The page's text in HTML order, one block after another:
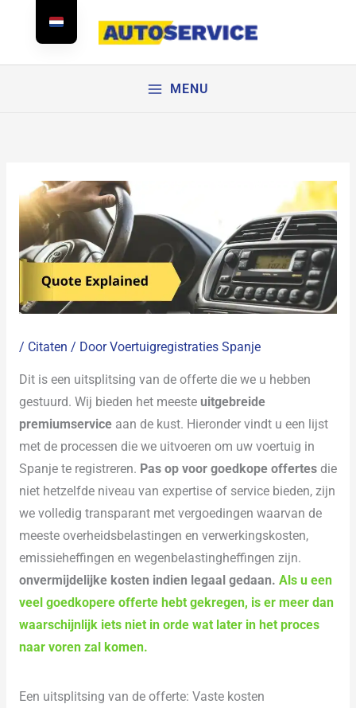
MENU
/ Citaten / DoorVoertuigregistraties Spanje
Dit is een uitsplitsing van de offerte die we u hebben
gestuurd. Wij bieden het meeste uitgebreide
premiumserviceaan de kust. Hieronder vindt u een lijst
met de processen die we uitvoeren om uw voertuig in
Spanje te registreren. Pas op voor goedkope offertesdie
niet hetzelfde niveau van expertise of service bieden, zijn
we volledig transparant met vergoedingen waarvan de
meeste overheidsbelastingen en verwerkingskosten,
emissieheffingen en wegenbelastingheffingen zijn.
onvermijdelijke kosten indien legaal gedaan. Als u een
veel goedkopere offerte hebt gekregen, is er meer dan
waarschijnlijk iets niet in orde wat later in het proces
naar voren zal komen.
Een uitsplitsing van de offerte: Vaste kosten